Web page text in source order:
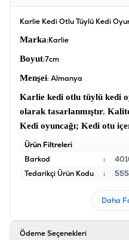
Karlie Kedi Otlu Tüylü Kedi
Marka:Karlie
Boyut:7cm
Menşei: Almanya
Karlie kedi otlu tüylü kedi
olarak tasarlanmıştır.
Kedi oyuncağı; Kedi otu
Ürün Filtreleri
Barkod
:
Tedarikçi Ürün Kodu
:
Daha
Ödeme Seçenekleri